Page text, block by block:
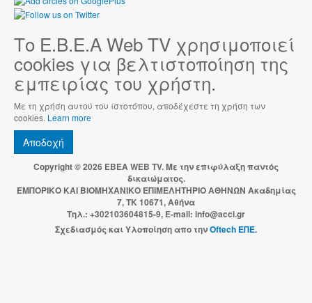
Το Ε.Β.Ε.Α Web TV χρησιμοποιεί
cookies για βελτιστοποίηση της
εμπειρίας του χρήστη.
Με τη χρήση αυτού του ιστοτόπου, αποδέχεστε τη χρήση των
cookies. Learn more
Αποδοχή
Copyright © 2026 EBEA WEB TV. Με την επιφύλαξη παντός
δικαιώματος.
ΕΜΠΟΡΙΚΟ ΚΑΙ ΒΙΟΜΗΧΑΝΙΚΟ ΕΠΙΜΕΛΗΤΗΡΙΟ ΑΘΗΝΩΝ Ακαδημίας
7, ΤΚ 10671, Αθήνα
Τηλ.: +302103604815-9, E-mail: info@acci.gr
Σχεδιασμός και Υλοποίηση απο τηνOftech ΕΠΕ.